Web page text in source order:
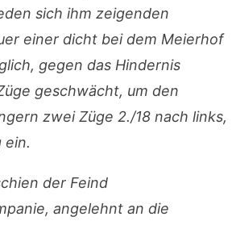
sich ihm zeigenden
einer dicht bei dem Meierhof
gegen das Hindernis
geschwächt, um den
zwei Züge 2./18 nach links,
ein.
der Feind
angelehnt an die